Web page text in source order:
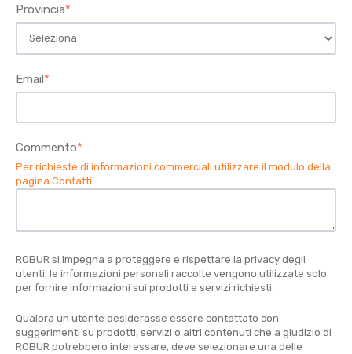
Provincia*
Email*
Commento*
Per richieste di informazioni commerciali utilizzare il modulo della
pagina Contatti.
ROBUR si impegna a proteggere e rispettare la privacy degli
utenti: le informazioni personali raccolte vengono utilizzate solo
per fornire informazioni sui prodotti e servizi richiesti.
Qualora un utente desiderasse essere contattato con
suggerimenti su prodotti, servizi o altri contenuti che a giudizio di
ROBUR potrebbero interessare, deve selezionare una delle